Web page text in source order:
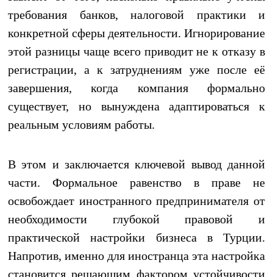
требования банков, налоговой практики и
конкретной сферы деятельности. Игнорирование
этой разницы чаще всего приводит не к отказу в
регистрации, а к затруднениям уже после её
завершения, когда компания формально
существует, но вынуждена адаптироваться к
реальным условиям работы.
В этом и заключается ключевой вывод данной
части. Формальное равенство в праве не
освобождает иностранного предпринимателя от
необходимости глубокой правовой и
практической настройки бизнеса в Турции.
Напротив, именно для иностранца эта настройка
становится решающим фактором устойчивости